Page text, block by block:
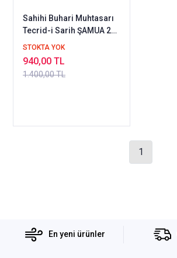
Sahihi Buhari Muhtasarı
Tecrid-i Sarih ŞAMUA 2
Cilt Set HÜNER
STOKTA YOK
1.400,00 TL
940,00 TL
1
En yeni ürünler